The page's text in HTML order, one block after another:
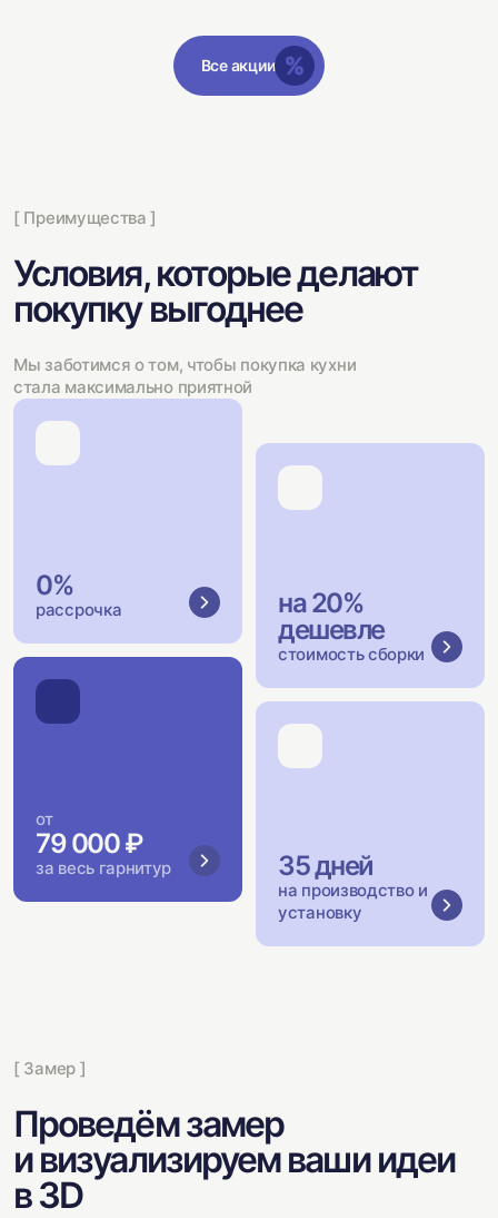
Все акции
[ Преимущества ]
Условия, которые делают
покупку выгоднее
Мы заботимся о том, чтобы покупка кухни
стала максимально приятной
0%
рассрочка
на 20%
дешевле
стоимость сборки
от
79 000 ₽
за весь гарнитур 35 дней
на производство и
установку
[ Замер ]
Проведём замер
и визуализируем ваши идеи
в 3D